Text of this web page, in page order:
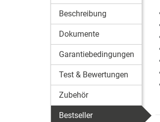
Beschreibung
Dokumente
Garantiebedingungen
Test & Bewertungen
Zubehör
Bestseller